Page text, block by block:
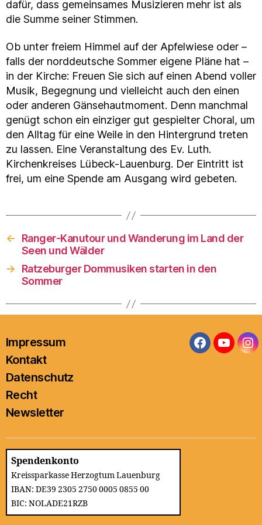
dafür, dass gemeinsames Musizieren mehr ist als
die Summe seiner Stimmen.
Ob unter freiem Himmel auf der Apfelwiese oder –
falls der norddeutsche Sommer eigene Pläne hat –
in der Kirche: Freuen Sie sich auf einen Abend voller
Musik, Begegnung und vielleicht auch den einen
oder anderen Gänsehautmoment. Denn manchmal
genügt schon ein einziger gut gespielter Choral, um
den Alltag für eine Weile in den Hintergrund treten
zu lassen. Eine Veranstaltung des Ev. Luth.
Kirchenkreises Lübeck-Lauenburg. Der Eintritt ist
frei, um eine Spende am Ausgang wird gebeten.
←
Ranger-Kanutour und Wanderung im Land der
Seen und Wälder
→
Ratzeburger Dommusiken starten in den
Sommer
Impressum
Kontakt
Datenschutz
Recht
Newsletter
Facebook
Spendenkonto
Kreissparkasse Herzogtum Lauenburg
IBAN: DE39 2305 2750 0005 0855 00
BIC: NOLADE21RZB